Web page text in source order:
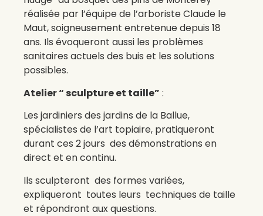
réalisée par l’équipe de l’arboriste Claude le
Maut, soigneusement entretenue depuis 18
ans. Ils évoqueront aussi les problèmes
sanitaires actuels des buis et les solutions
possibles.
Atelier “ sculpture et taille” :
Les jardiniers des jardins de la Ballue,
spécialistes de l’art topiaire, pratiqueront
durant ces 2 jours des démonstrations en
direct et en continu.
Ils sculpteront des formes variées,
expliqueront toutes leurs techniques de taille
et répondront aux questions.